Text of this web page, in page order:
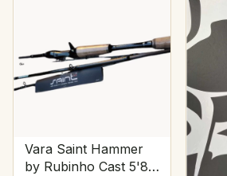
Vara Saint Hammer
by Rubinho Cast 5'8"